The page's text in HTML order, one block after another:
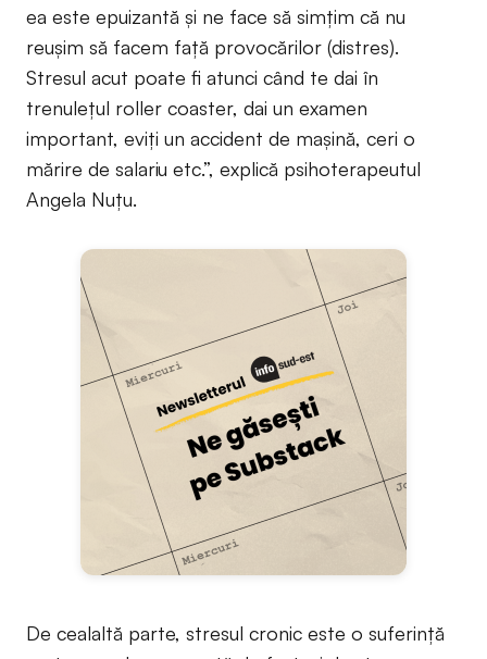
ea este epuizantă și ne face să simțim că nu
reușim să facem față provocărilor (distres).
Stresul acut poate fi atunci când te dai în
trenuleţul roller coaster, dai un examen
important, eviţi un accident de maşină, ceri o
mărire de salariu etc.”, explică psihoterapeutul
Angela Nuţu.
De cealaltă parte, stresul cronic este o suferinţă